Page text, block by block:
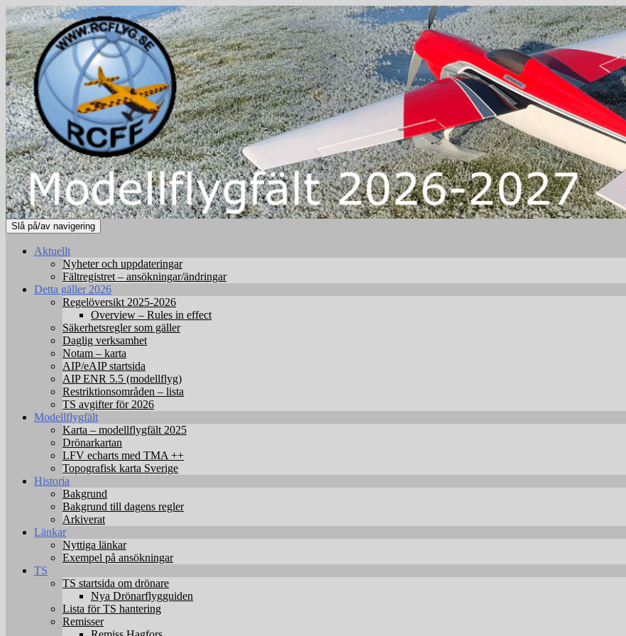
Slå på/av navigering
Aktuellt
Nyheter och uppdateringar
Fältregistret – ansökningar/ändringar
Detta gäller 2026
Regelöversikt 2025-2026
Overview – Rules in effect
Säkerhetsregler som gäller
Daglig verksamhet
Notam – karta
AIP/eAIP startsida
AIP ENR 5.5 (modellflyg)
Restriktionsområden – lista
TS avgifter för 2026
Modellflygfält
Karta – modellflygfält 2025
Drönarkartan
LFV echarts med TMA ++
Topografisk karta Sverige
Historia
Bakgrund
Bakgrund till dagens regler
Arkiverat
Länkar
Nyttiga länkar
Exempel på ansökningar
TS
TS startsida om drönare
Nya Drönarflygguiden
Lista för TS hantering
Remisser